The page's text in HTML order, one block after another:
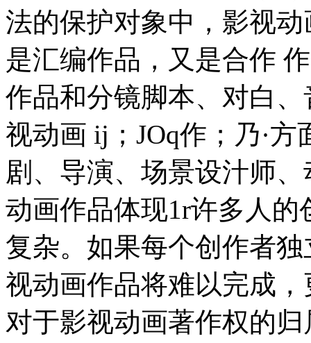
法的保护对象中，影视
是汇编作品，又是合作
作品和分镜脚本、对白
视动画 ij；JOq作；乃·
剧、导演、场景设汁师
动画作品体现1r许多人
复杂。如果每个创作者
视动画作品将难以完成
对于影视动画著作权的